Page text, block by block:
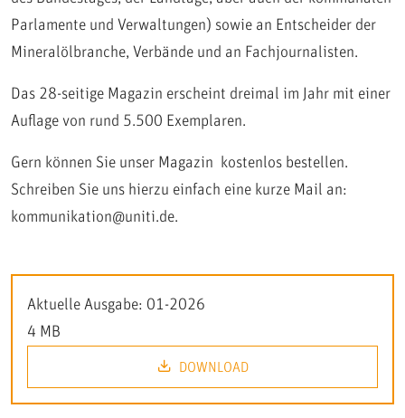
Parlamente und Verwaltungen) sowie an Entscheider der
Mineralölbranche, Verbände und an Fachjournalisten.
Das 28-seitige Magazin erscheint dreimal im Jahr mit einer
Auflage von rund 5.500 Exemplaren.
Gern können Sie unser Magazin kostenlos bestellen.
Schreiben Sie uns hierzu einfach eine kurze Mail an:
kommunikation@uniti.de.
Aktuelle Ausgabe: 01-2026
4 MB
DOWNLOAD